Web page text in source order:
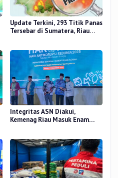
Update Terkini, 293 Titik Panas
Tersebar di Sumatera, Riau
Integritas ASN Diakui,
Kemenag Riau Masuk Enam